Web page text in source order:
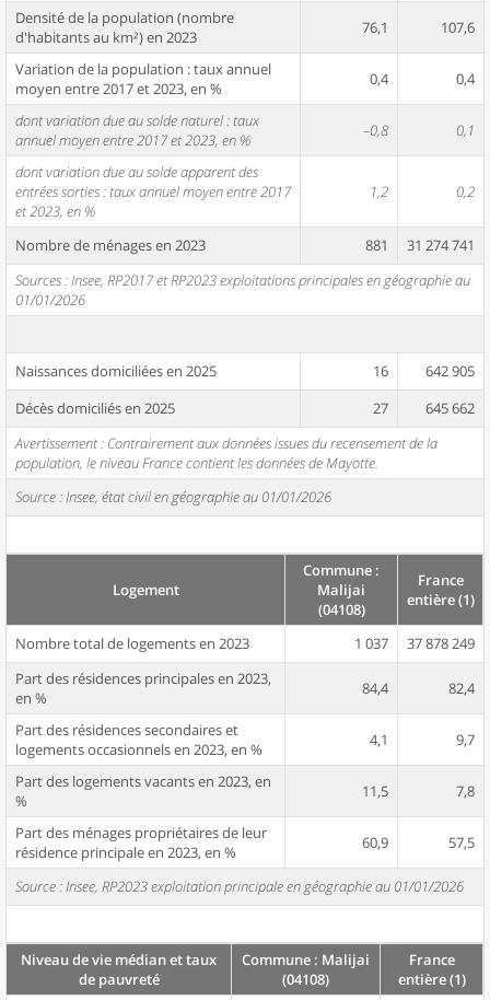
Densité de la population (nombre
d'habitants au km²) en 2023
76,1 107,6
Variation de la population : taux annuel
moyen entre 2017 et 2023, en %
0,4 0,4
dont variation due au solde naturel : taux
annuel moyen entre 2017 et 2023, en %
–0,8 0,1
dont variation due au solde apparent des
entrées sorties : taux annuel moyen entre 2017
et 2023, en %
1,2 0,2
Nombre de ménages en 2023 881
31 274 741
Sources : Insee, RP2017 et RP2023 exploitations principales en géographie au
01/01/2026
Naissances domiciliées en 2025 16
642 905
Décès domiciliés en 2025
27
645 662
Avertissement : Contrairement aux données issues du recensement de la
population, le niveau France contient les données de Mayotte.
Source : Insee, état civil en géographie au 01/01/2026
Logement
Commune :
Malijai
(04108)
France
entière (1)
Nombre total de logements en 2023 1 037
37 878 249
Part des résidences principales en 2023,
en %
84,4 82,4
Part des résidences secondaires et
logements occasionnels en 2023, en %
4,1 9,7
Part des logements vacants en 2023, en
%
11,5 7,8
Part des ménages propriétaires de leur
résidence principale en 2023, en %
60,9 57,5
Source : Insee, RP2023 exploitation principale en géographie au 01/01/2026
Niveau de vie médian et taux
de pauvreté
Commune : Malijai
(04108)
France
entière (1)